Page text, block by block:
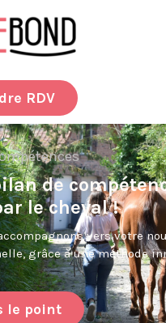
RDV
de
le cheval !
vers votre
grâce à une méthode
le point